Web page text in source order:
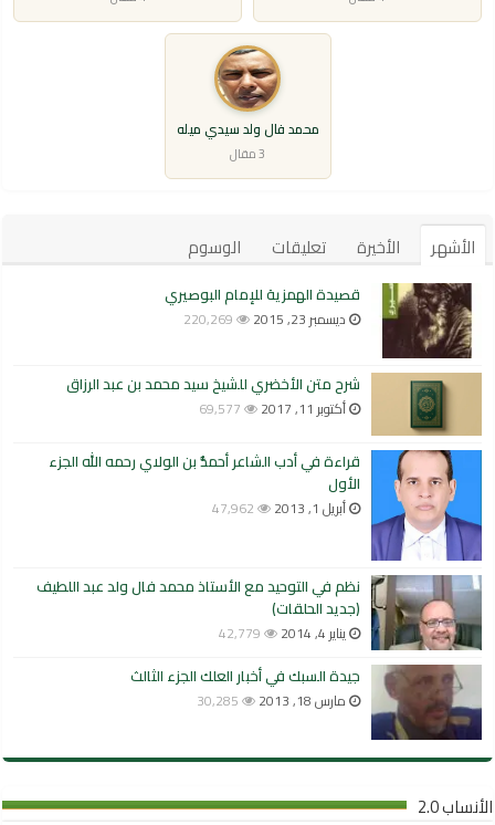
محمد فال ولد سيدي ميله
3 مقال
الأشهر الأخيرة تعليقات الوسوم
قصيدة الهمزية للإمام البوصيري
ديسمبر 23, 2015 220,269
شرح متن الأخضري للشيخ سيد محمد بن عبد الرزاق
أكتوبر 11, 2017 69,577
قراءة في أدب الشاعر أحمدُّ بن الولاي رحمه الله الجزء
الأول
أبريل 1, 2013 47,962
نظم في التوحيد مع الأستاذ محمد فال ولد عبد اللطيف
(جديد الحلقات)
يناير 4, 2014 42,779
جيدة السبك في أخبار العلك الجزء الثالث
مارس 18, 2013 30,285
الأنساب 2.0